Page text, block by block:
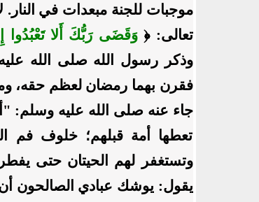
موجبات للجنة مبعدات في
تعالى: ﴿وَقَضَى رَبُّكَ أَلا تَعْبُدُوا
وذكر رسول الله صلى الله
فقرن بهما رمضان لعظم حقه،
جاء عنه صلى الله عليه
تعطها أمة قبلهم؛ خلوف فم
وتستغفر لهم الحيتان حتى
يقول: يوشك عبادي الصالحون أن